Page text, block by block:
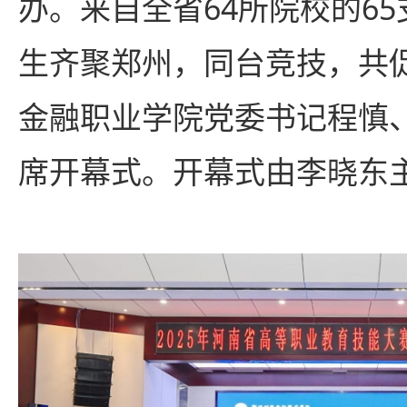
生齐聚郑州，同台竞技，共
金融职业学院党委书记程慎
席开幕式。开幕式由李晓东